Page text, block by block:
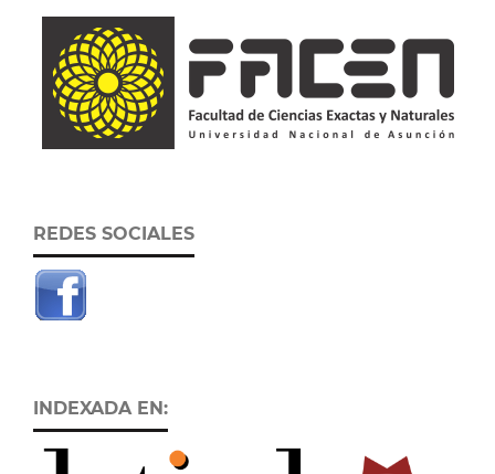
REDES SOCIALES
INDEXADA EN: